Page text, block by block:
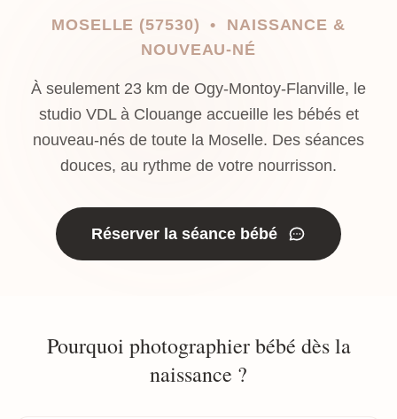
MOSELLE (57530) • NAISSANCE &
NOUVEAU-NÉ
À seulement 23 km de Ogy-Montoy-Flanville, le
studio VDL à Clouange accueille les bébés et
nouveau-nés de toute la Moselle. Des séances
douces, au rythme de votre nourrisson.
Réserver la séance bébé
Pourquoi photographier bébé dès la
naissance ?